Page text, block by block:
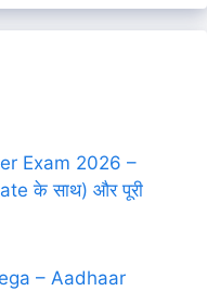
Exam 2026 –
के साथ) और पूरी
– Aadhaar